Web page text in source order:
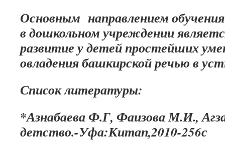
Основным направлением
в дошкольном учреждении
развитие у детей простейших
овладения башкирской речью в
Список литературы:
*Азнабаева Ф.Г, Фаизова М.И.,
детство.-Уфа:Китап,2010-256с